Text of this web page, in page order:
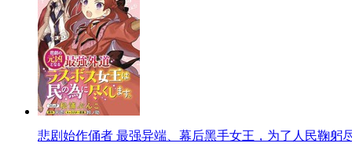
悲剧始作俑者 最强异端、幕后黑手女王，为了人民鞠躬